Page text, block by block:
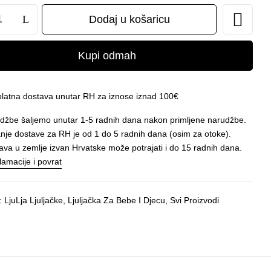
Dodaj u košaricu
Kupi odmah
dostava unutar RH za iznose iznad 100€
šaljemo unutar 1-5 radnih dana nakon primljene narudžbe.
dostave za RH je od 1 do 5 radnih dana (osim za otoke).
u zemlje izvan Hrvatske može potrajati i do 15 radnih dana.
i povrat
LjuLja Ljuljačke, Ljuljačka Za Bebe I Djecu,Svi Proizvodi